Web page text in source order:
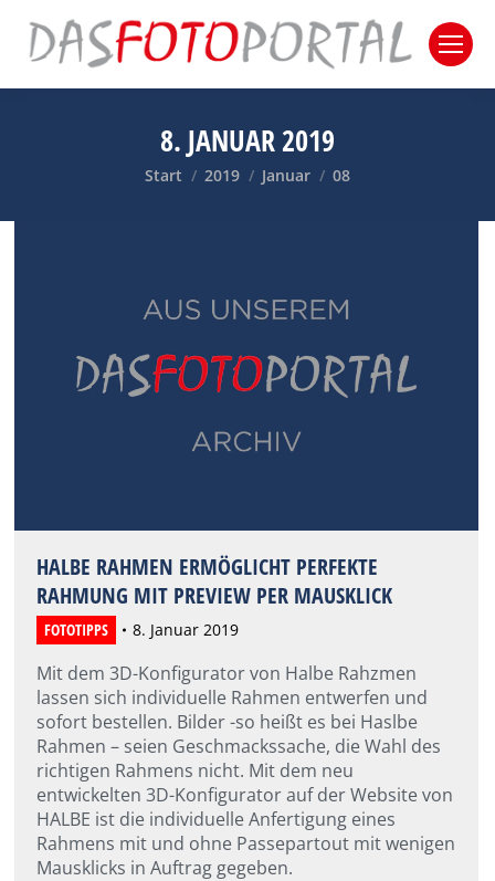
8. JANUAR 2019
Sie befinden sich hier:
Start 2019 Januar 08
HALBE RAHMEN ERMÖGLICHT PERFEKTE
RAHMUNG MIT PREVIEW PER MAUSKLICK
FOTOTIPPS 8. Januar 2019
Mit dem 3D-Konfigurator von Halbe Rahzmen
lassen sich individuelle Rahmen entwerfen und
sofort bestellen. Bilder -so heißt es bei Haslbe
Rahmen – seien Geschmackssache, die Wahl des
richtigen Rahmens nicht. Mit dem neu
entwickelten 3D-Konfigurator auf der Website von
HALBE ist die individuelle Anfertigung eines
Rahmens mit und ohne Passepartout mit wenigen
Mausklicks in Auftrag gegeben.